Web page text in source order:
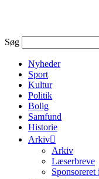
Søg
Nyheder
Sport
Kultur
Politik
Bolig
Samfund
Historie
Arkiv
Arkiv
Læserbreve
Sponsoreret